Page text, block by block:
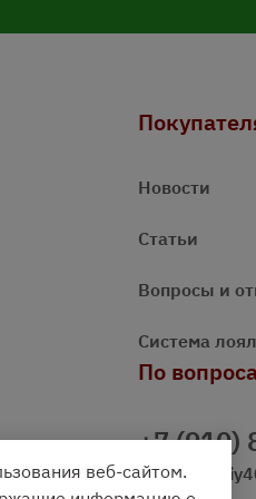
Новости
Статьи
Вопросы и
Система
По
+7 (910)
веб-сайтом.